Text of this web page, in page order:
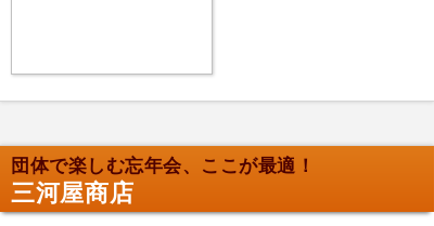
団体で楽しむ忘年会、ここが最適！
三河屋商店